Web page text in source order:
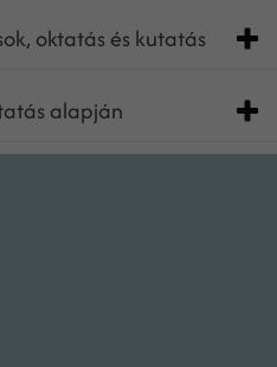
oktatás és kutatás
alapján